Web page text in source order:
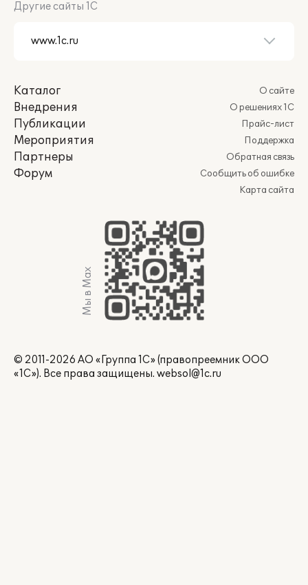
Другие сайты 1С
Каталог
Внедрения
Публикации
Мероприятия
Партнеры
Форум
О сайте
О решениях 1С
Прайс-лист
Поддержка
Обратная связь
Сообщить об ошибке
Карта сайта
Мы в Max
© 2011-2026 АО «Группа 1С» (правопреемник ООО
«1С»). Все права защищены. websol@1c.ru